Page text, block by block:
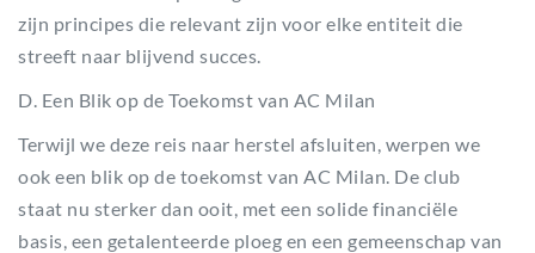
zijn principes die relevant zijn voor elke entiteit die
streeft naar blijvend succes.
D. Een Blik op de Toekomst van AC Milan
Terwijl we deze reis naar herstel afsluiten, werpen we
ook een blik op de toekomst van AC Milan. De club
staat nu sterker dan ooit, met een solide financiële
basis, een getalenteerde ploeg en een gemeenschap van